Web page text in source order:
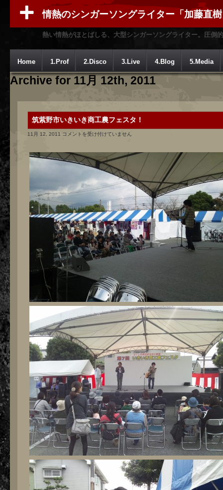
情熱のシンガーソングライター「加藤直
熱い情熱がほとばしる、大型シンガーソングライター。圧倒
Home 1.Prof 2.Disco 3.Live 4.Blog 5.Media
Archive for 11月 12th, 2011
筑紫野市いきいき商工農フェスタ！
11月 12, 2011 筑
市
い
商
工
農
フ
ェ
ス
タ！
は
コメントを受け付けていません